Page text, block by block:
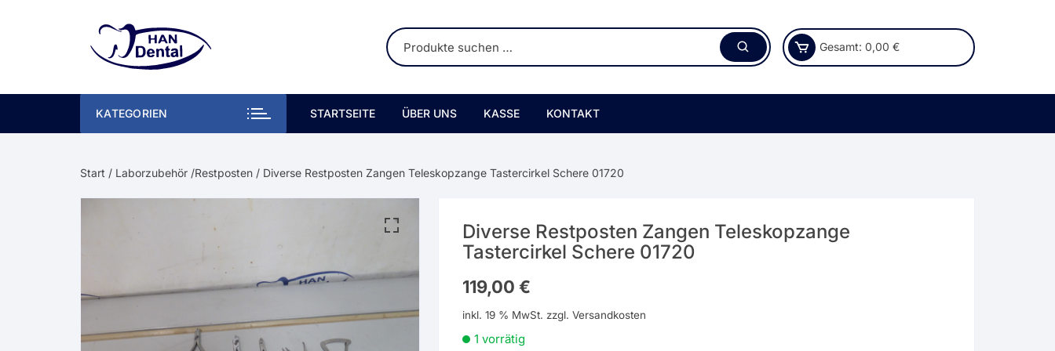
Gesamt: 0,00 €
KATEGORIEN STARTSEITE ÜBER UNS KASSE KONTAKT
Start / Laborzubehör /Restposten / Diverse Restposten Zangen Teleskopzange Tastercirkel Schere 01720
Diverse Restposten Zangen Teleskopzange
Tastercirkel Schere 01720
119,00 €
inkl. 19 % MwSt. zzgl. Versandkosten
1 vorrätig